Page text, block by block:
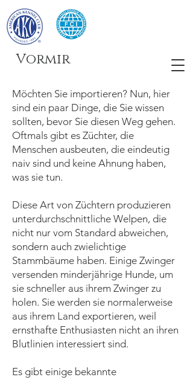
Vormir
Möchten Sie importieren? Nun, hier
sind ein paar Dinge, die Sie wissen
sollten, bevor Sie diesen Weg gehen.
Oftmals gibt es Züchter, die
Menschen ausbeuten, die eindeutig
naiv sind und keine Ahnung haben,
was sie tun.
Diese Art von Züchtern produzieren
unterdurchschnittliche Welpen, die
nicht nur vom Standard abweichen,
sondern auch zwielichtige
Stammbäume haben. Einige Zwinger
versenden minderjährige Hunde, um
sie schneller aus ihrem Zwinger zu
holen. Sie werden sie normalerweise
aus ihrem Land exportieren, weil
ernsthafte Enthusiasten nicht an ihren
Blutlinien interessiert sind.
Es gibt einige bekannte